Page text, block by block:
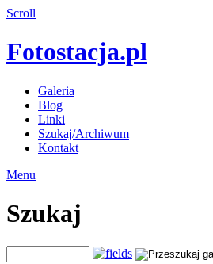
Scroll
Fotostacja.pl
Galeria
Blog
Linki
Szukaj/Archiwum
Kontakt
Menu
Szukaj